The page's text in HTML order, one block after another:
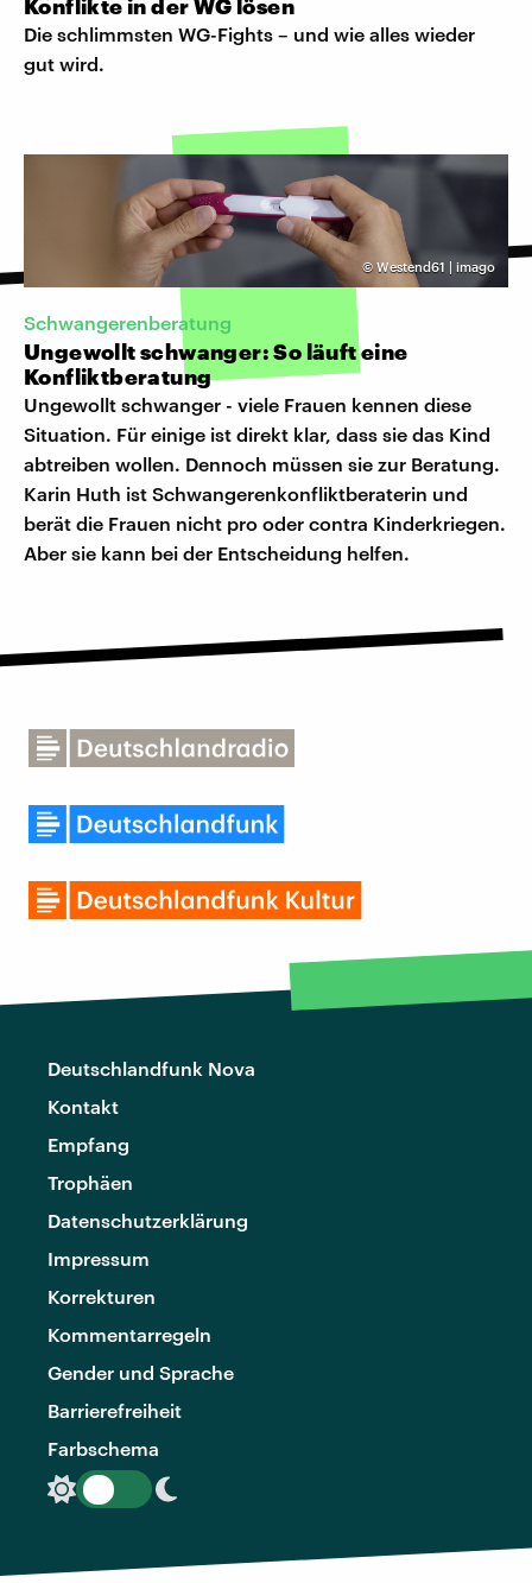
Konflikte in der WG lösen
Die schlimmsten WG-Fights – und wie alles wieder
gut wird.
© Westend61 | imago
Schwangerenberatung
Ungewollt schwanger: So läuft eine
Konfliktberatung
Ungewollt schwanger - viele Frauen kennen diese
Situation. Für einige ist direkt klar, dass sie das Kind
abtreiben wollen. Dennoch müssen sie zur Beratung.
Karin Huth ist Schwangerenkonfliktberaterin und
berät die Frauen nicht pro oder contra Kinderkriegen.
Aber sie kann bei der Entscheidung helfen.
Deutschlandfunk Nova
Kontakt
Empfang
Trophäen
Datenschutzerklärung
Impressum
Korrekturen
Kommentarregeln
Gender und Sprache
Barrierefreiheit
Farbschema